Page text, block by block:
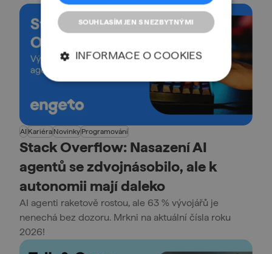
AI Kariéra Novinky Programování
Stack Overflow: Nasazení AI
agentů se zdvojnásobilo, ale k
autonomii mají daleko
AI agenti raketově rostou, ale 63 % vývojářů je
nenechá bez dozoru. Mrkni na aktuální čísla roku
2026!
SOUHLASÍM JEN S NEZBYTNÝMI
INFORMACE O COOKIES